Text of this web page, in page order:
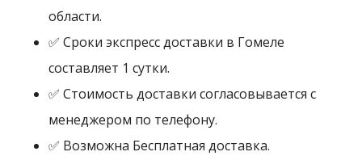
области.
✅ Сроки экспресс доставки в Гомеле
составляет 1 сутки.
✅ Стоимость доставки согласовывается с
менеджером по телефону.
✅ Возможна Бесплатная доставка.